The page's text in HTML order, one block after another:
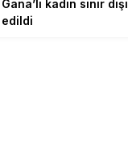
Gana’lı kadın sınır dışı
edildi